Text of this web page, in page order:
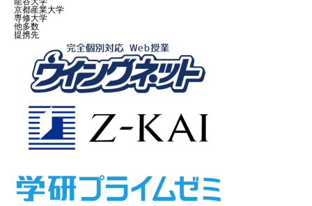
京都産業大学
専修大学
他多数
提携先